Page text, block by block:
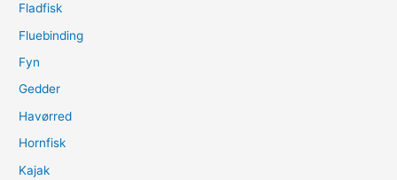
Fladfisk
Fluebinding
Fyn
Gedder
Havørred
Hornfisk
Kajak